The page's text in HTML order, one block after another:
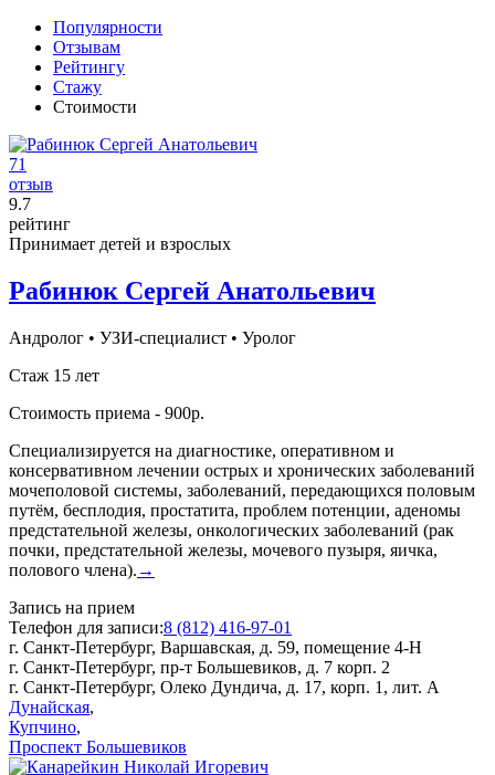
Популярности
Отзывам
Рейтингу
Стажу
Стоимости
71
отзыв
9.7
рейтинг
Принимает детей и взрослых
Рабинюк Сергей Анатольевич
Андролог • УЗИ-специалист • Уролог
Стаж 15 лет
Стоимость приема - 900р.
Специализируется на диагностике, оперативном и
консервативном лечении острых и хронических заболеваний
мочеполовой системы, заболеваний, передающихся половым
путём, бесплодия, простатита, проблем потенции, аденомы
предстательной железы, онкологических заболеваний (рак
почки, предстательной железы, мочевого пузыря, яичка,
полового члена). →
Запись на прием
Телефон для записи:8 (812) 416-97-01
г. Санкт-Петербург, Варшавская, д. 59, помещение 4-Н
г. Санкт-Петербург, пр-т Большевиков, д. 7 корп. 2
г. Санкт-Петербург, Олеко Дундича, д. 17, корп. 1, лит. А
Дунайская,
Купчино,
Проспект Большевиков